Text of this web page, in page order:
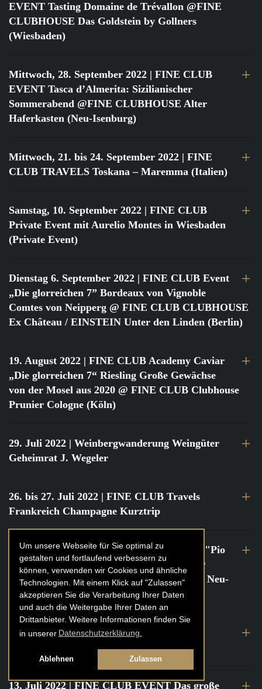
Um unsere Webseite für Sie optimal zu
gestalten und fortlaufend verbessern zu
können, verwenden wir Cookies und ähnliche
Technologien. Mit einem Klick auf "Zulassen"
akzeptieren Sie die Verarbeitung Ihrer Daten
und auch die Weitergabe Ihrer Daten an
Drittanbieter. Weitere Informationen finden Sie
in unserer Datenschutzerklärung.
Ablehnen Zulassen
EVENT Tasting Domaine de Trévallon @FINE
CLUBHOUSE Das Goldstein by Gollners
(Wiesbaden)
Mittwoch, 28. September 2022 | FINE CLUB
EVENT Tasca d’Almerita: Sizilianischer
Sommerabend @FINE CLUBHOUSE Alter
Haferkasten (Neu-Isenburg)
Mittwoch, 21. bis 24. September 2022 | FINE
CLUB TRAVELS Toskana – Maremma (Italien)
Samstag, 10. September 2022 | FINE CLUB
Private Event mit Aurelio Montes in Wiesbaden
(Private Event)
Dienstag 6. September 2022 | FINE CLUB Event
„Die glorreichen 7” Bordeaux von Vignoble
Comtes von Neipperg @ FINE CLUB CLUBHOUSE
Ex Château / EINSTEIN Unter den Linden (Berlin)
19. August 2022 | FINE CLUB Academy Caviar
„Die glorreichen 7“ Riesling Große Gewächse
von der Mosel aus 2020 @ FINE CLUB Clubhouse
Prunier Cologne (Köln)
29. Juli 2022 | Weinbergwanderung Weingüter
Geheimrat J. Wegeler
26. bis 27. Juli 2022 | FINE CLUB Travels
Frankreich Champagne Kurztrip
22. Juli 2022| FINE CLUB Private Dinner "Pio
Cesare" mit Tochter Frederica Pio Boffa @
FINE CLUB Clubhouse Alter Haferkasten, Neu-
Isenburg
21. bis 22. Juli 2022| FINE CLUB Travels
Frankreich Burgund Kurztrip
13. Juli 2022 | FINE CLUB EVENT Das große